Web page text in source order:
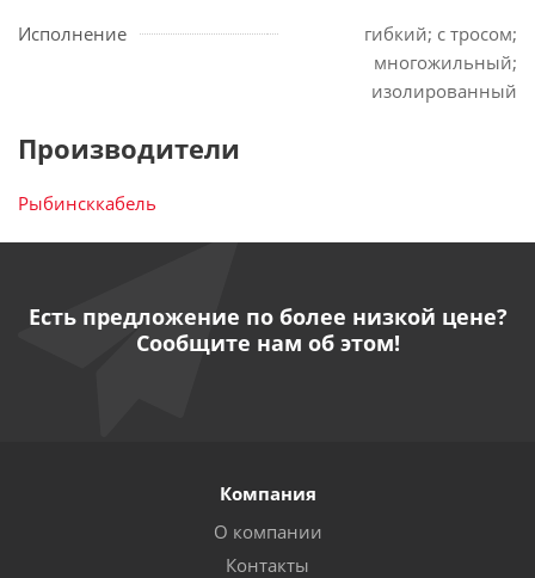
Исполнение
гибкий; с тросом;
многожильный;
изолированный
Производители
Рыбинсккабель
Есть предложение по более низкой цене?
Сообщите нам об этом!
Компания
О компании
Контакты